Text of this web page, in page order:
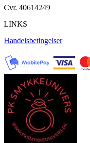
Cvr. 40614249
LINKS
Handelsbetingelser